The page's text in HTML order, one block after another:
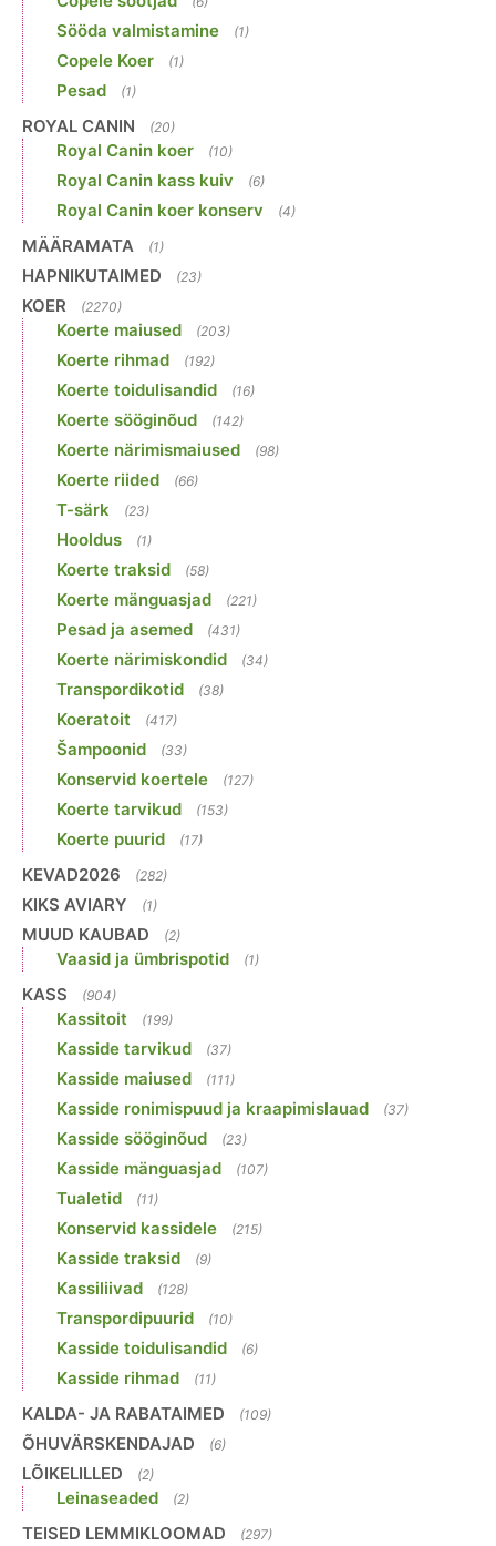
Sööda valmistamine (1)
Copele Koer (1)
Pesad (1)
ROYAL CANIN (20)
Royal Canin koer (10)
Royal Canin kass kuiv (6)
Royal Canin koer konserv (4)
MÄÄRAMATA (1)
HAPNIKUTAIMED (23)
KOER (2270)
Koerte maiused (203)
Koerte rihmad (192)
Koerte toidulisandid (16)
Koerte sööginõud (142)
Koerte närimismaiused (98)
Koerte riided (66)
T-särk (23)
Hooldus (1)
Koerte traksid (58)
Koerte mänguasjad (221)
Pesad ja asemed (431)
Koerte närimiskondid (34)
Transpordikotid (38)
Koeratoit (417)
Šampoonid (33)
Konservid koertele (127)
Koerte tarvikud (153)
Koerte puurid (17)
KEVAD2026 (282)
KIKS AVIARY (1)
MUUD KAUBAD (2)
Vaasid ja ümbrispotid (1)
KASS (904)
Kassitoit (199)
Kasside tarvikud (37)
Kasside maiused (111)
Kasside ronimispuud ja kraapimislauad (37)
Kasside sööginõud (23)
Kasside mänguasjad (107)
Tualetid (11)
Konservid kassidele (215)
Kasside traksid (9)
Kassiliivad (128)
Transpordipuurid (10)
Kasside toidulisandid (6)
Kasside rihmad (11)
KALDA- JA RABATAIMED (109)
ÕHUVÄRSKENDAJAD (6)
LÕIKELILLED (2)
Leinaseaded (2)
TEISED LEMMIKLOOMAD (297)